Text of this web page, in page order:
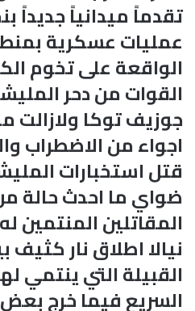
تقدماً ميدانياً جديداً
عمليات عسكرية
الواقعة على تخوم
القوات من دحر
جوزيف توكا ولازالت
اجواء من الاضطراب
قتل استخبارات
ضواي ما احدث حالة
المقاتلين المنتمين
نيالا اطلاق نار كثيف
القبيلة التي ينتمي
السريع فيما خرج